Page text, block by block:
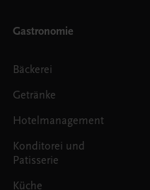
Gastronomie
Bäckerei
Getränke
Hotelmanagement
Konditorei und
Patisserie
Küche